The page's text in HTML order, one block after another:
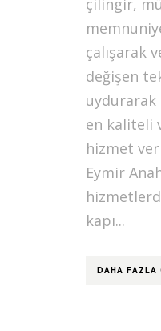
çalışarak
değişen
en kaliteli
hizmet
Eymir
kapı...
DAHA FAZLA